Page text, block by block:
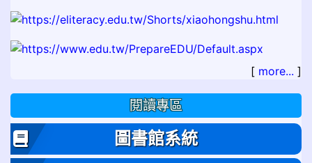
[ more... ]
閱讀專區
圖書館系統